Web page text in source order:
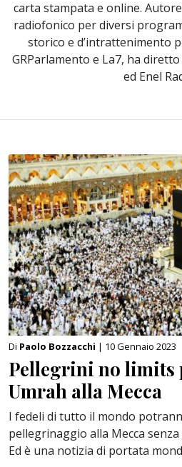
carta stampata e online.
radiofonico per diversi
storico e d’intrattenimento
GRParlamento e La7, ha
ed Enel
Di Paolo Bozzacchi | 10 Gennaio 2023
Pellegrini no limits
Umrah alla Mecca
I fedeli di tutto il mondo
pellegrinaggio alla Mecca
Ed è una notizia di portata